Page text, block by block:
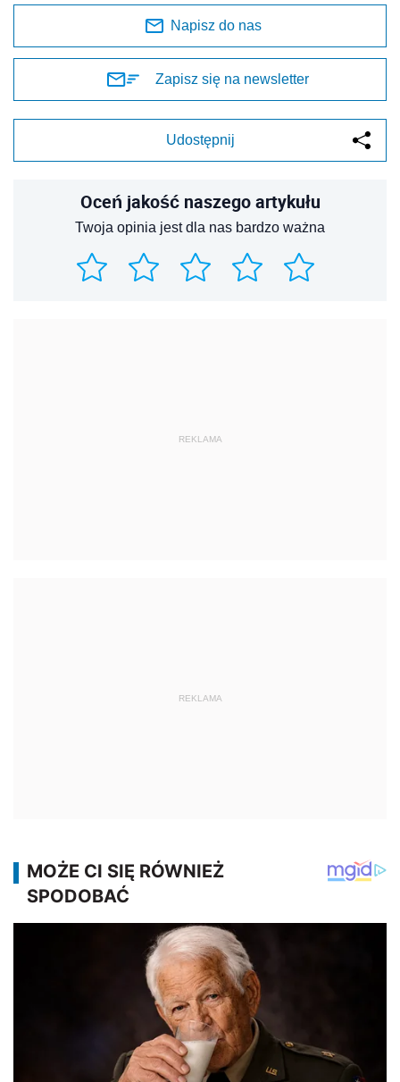
Napisz do nas
Zapisz się na newsletter
Udostępnij
Oceń jakość naszego artykułu
Twoja opinia jest dla nas bardzo ważna
REKLAMA
REKLAMA